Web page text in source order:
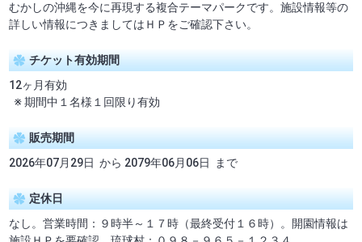
むかしの沖縄を今に再現する複合テーマパークです。施設情報等の
詳しい情報につきましてはＨＰをご確認下さい。
チケット有効期間
12ヶ月有効
※ 期間中１名様１回限り有効
販売期間
2026年07月29日 から 2079年06月06日 まで
定休日
なし。営業時間：９時半～１７時（最終受付１６時）。開園情報は